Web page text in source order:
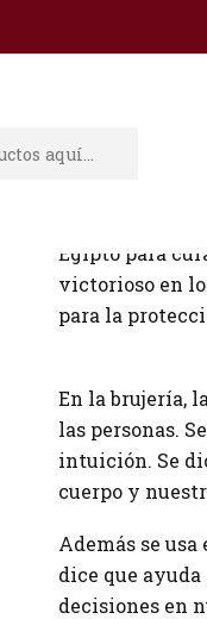
Egipto para
victorioso en
para la
En la brujería,
las personas.
intuición. Se
cuerpo y
Además se
dice que
decisiones en